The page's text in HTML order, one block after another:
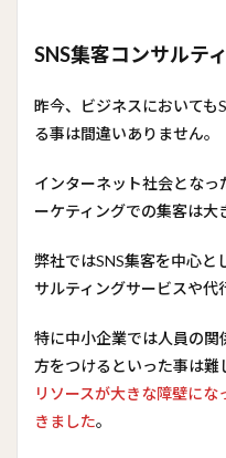
SNS集客コンサルテ
昨今、ビジネスにおいても
る事は間違いありません。
インターネット社会となっ
ーケティングでの集客は大
弊社ではSNS集客を中心と
サルティングサービスや代
特に中小企業では人員の
方をつけるといった事は難
リソースが大きな障壁に
きました。